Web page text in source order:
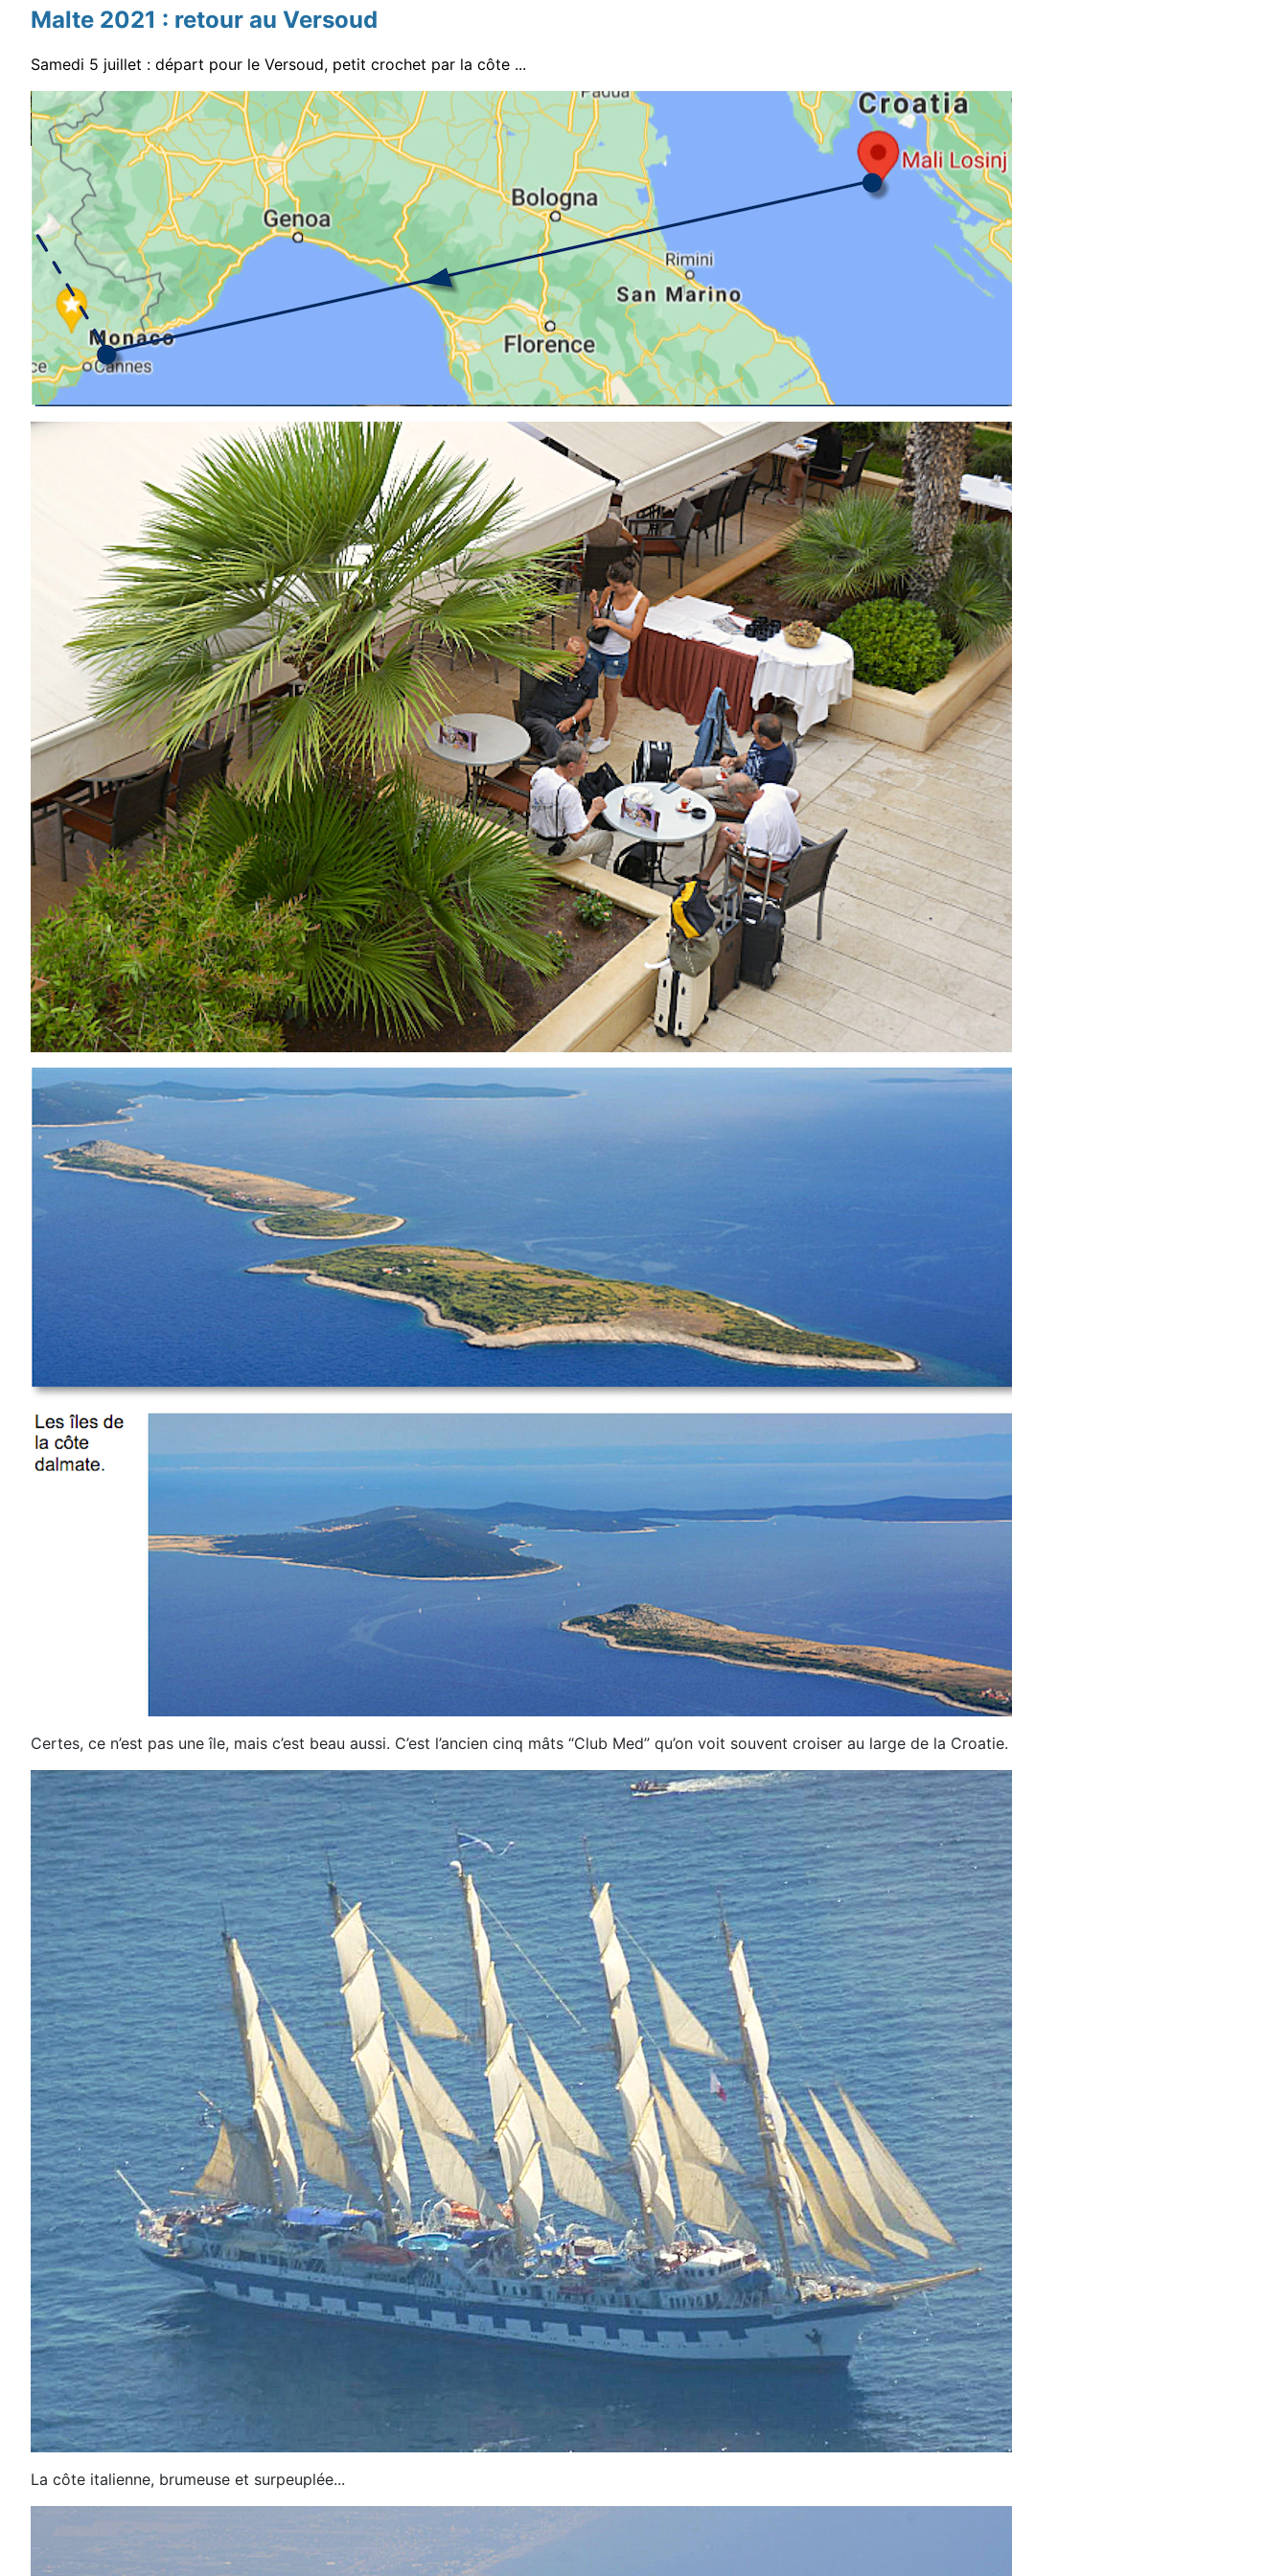
Malte 2021 : retour au Versoud
Samedi 5 juillet : départ pour le Versoud, petit crochet par la côte ...
Certes, ce n’est pas une île, mais c’est beau aussi. C’est l’ancien cinq mâts “Club Med” qu’on voit souvent croiser au large de la Croatie.
La côte italienne, brumeuse et surpeuplée...